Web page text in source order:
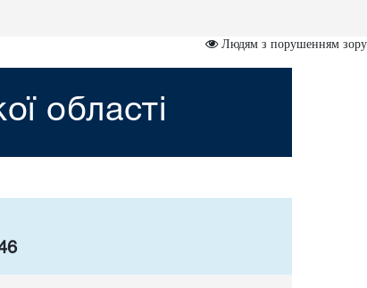
Людям з порушенням зору
області